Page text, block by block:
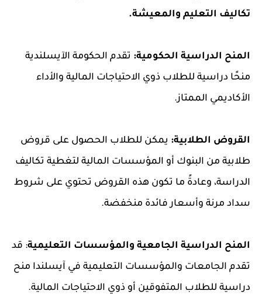
تكاليف التعليم والمعيشة.
المنح الدراسية الحكومية: تقدم الحكومة الآيسلندية
منحًا دراسية للطلاب ذوي الاحتياجات المالية والأداء
الأكاديمي الممتاز.
القروض الطلابية: يمكن للطلاب الحصول على قروض
طلابية من البنوك أو المؤسسات المالية لتغطية تكاليف
الدراسة، وعادةً ما تكون هذه القروض تحتوي على شروط
سداد مرنة وأسعار فائدة منخفضة.
المنح الدراسية الجامعية والمؤسسات التعليمية: قد
تقدم الجامعات والمؤسسات التعليمية في آيسلندا منح
دراسية للطلاب المتفوقين أو ذوي الاحتياجات المالية.